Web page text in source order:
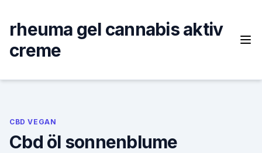
content
rheuma gel cannabis aktiv
creme
CBD VEGAN
Cbd öl sonnenblume